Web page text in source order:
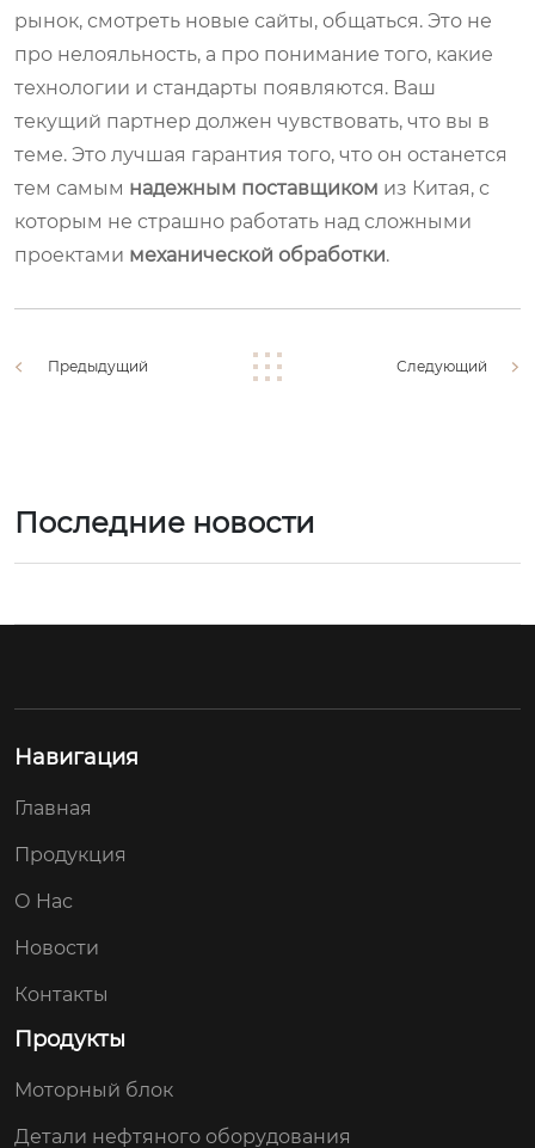
рынок, смотреть новые сайты, общаться. Это не
про нелояльность, а про понимание того, какие
технологии и стандарты появляются. Ваш
текущий партнер должен чувствовать, что вы в
теме. Это лучшая гарантия того, что он останется
тем самым надежным поставщиком из Китая, с
которым не страшно работать над сложными
проектами механической обработки.
Предыдущий Следующий
Последние новости
Навигация
Главная
Продукция
О Hас
Новости
Контакты
Продукты
Моторный блок
Детали нефтяного оборудования